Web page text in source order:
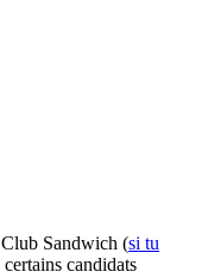
Sandwich (si tu
certains candidats